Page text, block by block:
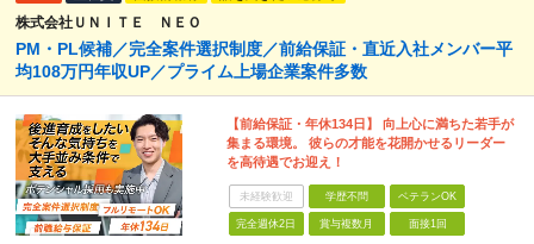
株式会社ＵＮＩＴＥ ＮＥＯ
PM・PL候補／完全案件選択制度／前給保証・直近入社メンバー平
均108万円年収UP／プライム上場企業案件多数
【前給保証・年休134日】 向上心に満ちた若手が
集まる環境。 彼らの才能を花開かせるリーダー
を高待遇でお迎え！
未経験歓迎 学歴不問 ベテランOK
完全週休2日 賞与複数月 面接1回